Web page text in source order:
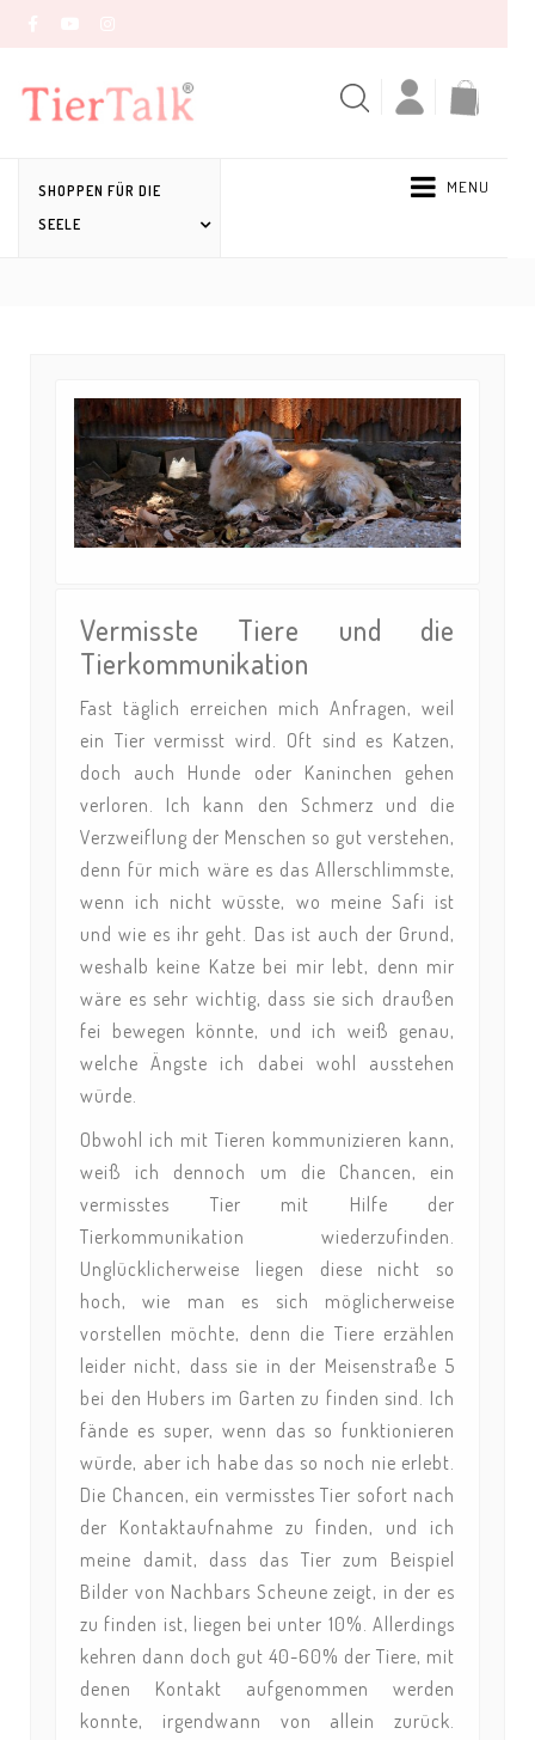
SHOPPEN FÜR DIE
SEELE
MENU
Vermisste Tiere und die
Tierkommunikation
Fast täglich erreichen mich Anfragen, weil
ein Tier vermisst wird. Oft sind es Katzen,
doch auch Hunde oder Kaninchen gehen
verloren. Ich kann den Schmerz und die
Verzweiflung der Menschen so gut verstehen,
denn für mich wäre es das Allerschlimmste,
wenn ich nicht wüsste, wo meine Safi ist
und wie es ihr geht. Das ist auch der Grund,
weshalb keine Katze bei mir lebt, denn mir
wäre es sehr wichtig, dass sie sich draußen
fei bewegen könnte, und ich weiß genau,
welche Ängste ich dabei wohl ausstehen
würde.
Obwohl ich mit Tieren kommunizieren kann,
weiß ich dennoch um die Chancen, ein
vermisstes Tier mit Hilfe der
Tierkommunikation wiederzufinden.
Unglücklicherweise liegen diese nicht so
hoch, wie man es sich möglicherweise
vorstellen möchte, denn die Tiere erzählen
leider nicht, dass sie in der Meisenstraße 5
bei den Hubers im Garten zu finden sind. Ich
fände es super, wenn das so funktionieren
würde, aber ich habe das so noch nie erlebt.
Die Chancen, ein vermisstes Tier sofort nach
der Kontaktaufnahme zu finden, und ich
meine damit, dass das Tier zum Beispiel
Bilder von Nachbars Scheune zeigt, in der es
zu finden ist, liegen bei unter 10%. Allerdings
kehren dann doch gut 40-60% der Tiere, mit
denen Kontakt aufgenommen werden
konnte, irgendwann von allein zurück.